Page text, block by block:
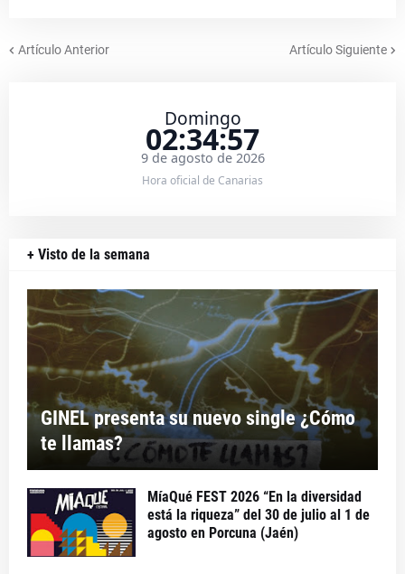
Artículo Anterior Artículo Siguiente
Domingo
02:34:57
9 de agosto de 2026
Hora oficial de Canarias
+ Visto de la semana
GINEL presenta su nuevo single ¿Cómo
te llamas?
MíaQué FEST 2026 “En la diversidad
está la riqueza” del 30 de julio al 1 de
agosto en Porcuna (Jaén)